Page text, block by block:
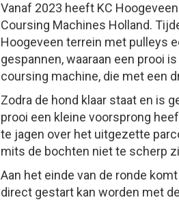
Vanaf 2023 heeft KC
Coursing Machines Holland.
Hoogeveen terrein met pulleys
gespannen, waaraan een prooi
coursing machine, die met een
Zodra de hond klaar staat en is
prooi een kleine voorsprong
te jagen over het uitgezette
mits de bochten niet te scherp
Aan het einde van de ronde
direct gestart kan worden met